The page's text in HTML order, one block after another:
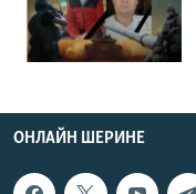
ОНЛАЙН ШЕРИНЕ